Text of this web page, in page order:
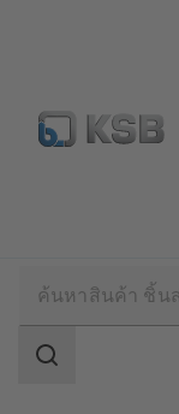
จดหมายข่าวเคเ
เ
การ
ขอบเขต